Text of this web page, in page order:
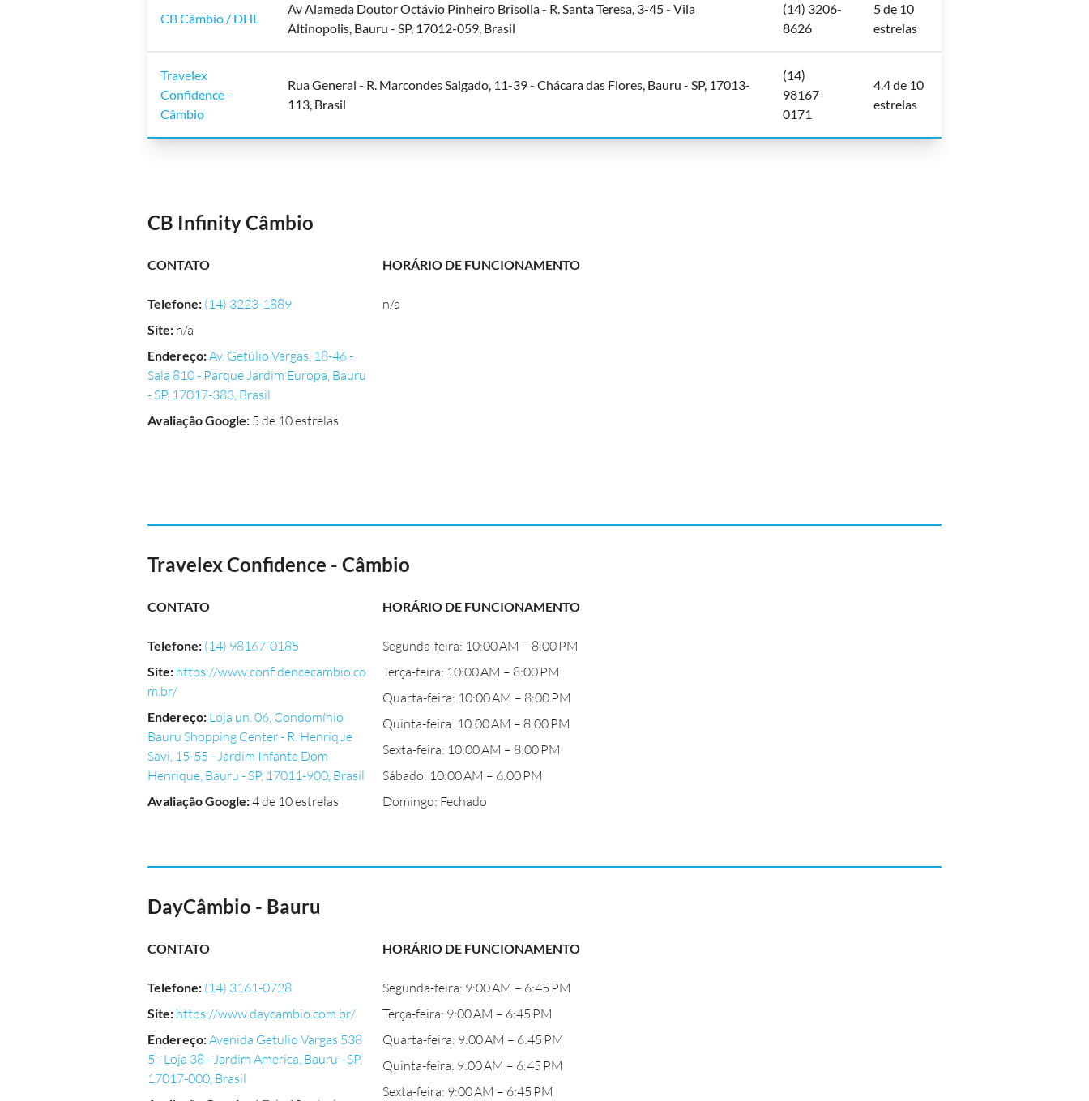
CB Câmbio / DHL
Av Alameda Doutor Octávio Pinheiro Brisolla - R. Santa Teresa, 3-45 - Vila
Altinopolis, Bauru - SP, 17012-059, Brasil
(14) 3206-
8626
5 de 10
estrelas
Travelex
Confidence -
Câmbio
Rua General - R. Marcondes Salgado, 11-39 - Chácara das Flores, Bauru - SP, 17013-
113, Brasil
(14)
98167-
0171
4.4 de 10
estrelas
CB Infinity Câmbio
CONTATO
Telefone: (14) 3223-1889
Site: n/a
Endereço:Av. Getúlio Vargas, 18-46 -
Sala 810 - Parque Jardim Europa, Bauru
- SP, 17017-383, Brasil
Avaliação Google: 5 de 10 estrelas
HORÁRIO DE FUNCIONAMENTO
n/a
Travelex Confidence - Câmbio
CONTATO
Telefone: (14) 98167-0185
Site: https://www.confidencecambio.co
m.br/
Endereço: Loja un. 06, Condomínio
Bauru Shopping Center - R. Henrique
Savi, 15-55 - Jardim Infante Dom
Henrique, Bauru - SP, 17011-900, Brasil
Avaliação Google:4 de 10 estrelas
HORÁRIO DE FUNCIONAMENTO
Segunda-feira: 10:00 AM – 8:00 PM
Terça-feira: 10:00 AM – 8:00 PM
Quarta-feira: 10:00 AM – 8:00 PM
Quinta-feira: 10:00 AM – 8:00 PM
Sexta-feira: 10:00 AM – 8:00 PM
Sábado: 10:00 AM – 6:00 PM
Domingo: Fechado
DayCâmbio - Bauru
CONTATO
Telefone: (14) 3161-0728
Site: https://www.daycambio.com.br/
Endereço:Avenida Getulio Vargas 538
5 - Loja 38 - Jardim America, Bauru - SP,
17017-000, Brasil
HORÁRIO DE FUNCIONAMENTO
Segunda-feira: 9:00 AM – 6:45 PM
Terça-feira: 9:00 AM – 6:45 PM
Quarta-feira: 9:00 AM – 6:45 PM
Quinta-feira: 9:00 AM – 6:45 PM
Sexta-feira: 9:00 AM – 6:45 PM